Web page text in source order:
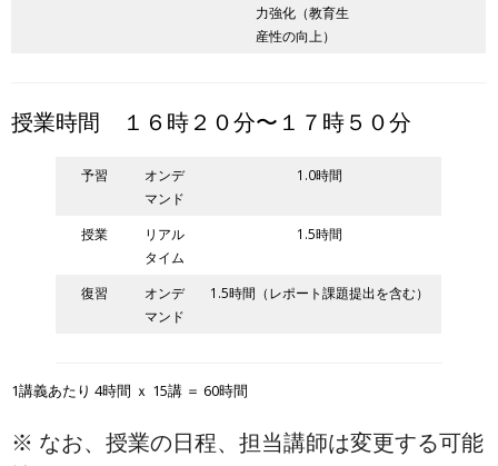
力強化（教育生
産性の向上）
授業時間 １６時２０分〜１７時５０分
予習
オンデ
マンド
1.0時間
授業
リアル
タイム
1.5時間
復習
オンデ
マンド
1.5時間（レポート課題提出を含む）
1講義あたり 4時間 ｘ 15講 ＝ 60時間
※ なお、授業の日程、担当講師は変更する可能